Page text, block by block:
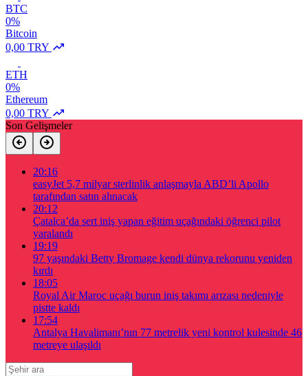
BTC
0%
Bitcoin
0,00 TRY
ETH
0%
Ethereum
0,00 TRY
Son Gelişmeler
20:16
easyJet 5,7 milyar sterlinlik anlaşmayla ABD’li Apollo
tarafından satın alınacak
20:12
Çatalca’da sert iniş yapan eğitim uçağındaki öğrenci pilot
yaralandı
19:19
97 yaşındaki Betty Bromage kendi dünya rekorunu yeniden
kırdı
18:05
Royal Air Maroc uçağı burun iniş takımı arızası nedeniyle
pistte kaldı
17:54
Antalya Havalimanı’nın 77 metrelik yeni kontrol kulesinde 46
metreye ulaşıldı